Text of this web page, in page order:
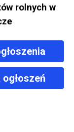
rolnych w